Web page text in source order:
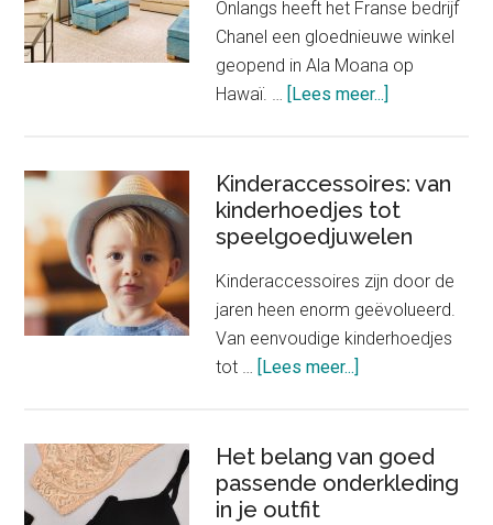
Onlangs heeft het Franse bedrijf
Chanel een gloednieuwe winkel
geopend in Ala Moana op
Hawaï. … [Lees meer...]
Chanel
verkoopt
slechts
product
Kinderaccessoires: van
kinderhoedjes tot
speelgoedjuwelen
Kinderaccessoires zijn door de
jaren heen enorm geëvolueerd.
Van eenvoudige kinderhoedjes
tot … [Lees meer...]
kinderhoedjes
tot
Het belang van goed
passende onderkleding
in je outfit